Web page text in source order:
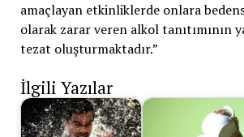
amaçlayan etkinliklerde onlara
olarak zarar veren alkol tanıtımının
tezat oluşturmaktadır.”
İlgili Yazılar